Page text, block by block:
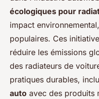
écologiques pour
impact
populaires. Ces
réduire les émissions
des radiateurs de
pratiques durables,
auto avec des produits